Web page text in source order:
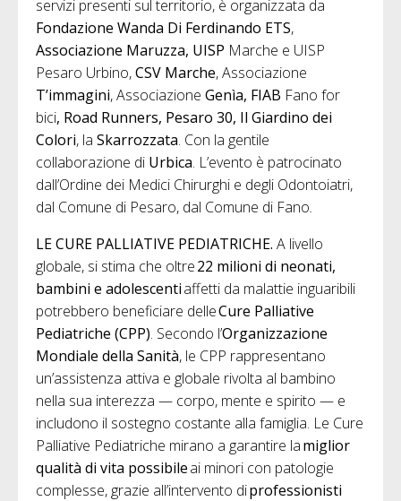
servizi presenti sul territorio, è organizzata da
Fondazione Wanda Di Ferdinando ETS,
Associazione Maruzza, UISP Marche e UISP
Pesaro Urbino,CSV Marche, Associazione
T’immagini, Associazione Genìa, FIAB Fano for
bici, Road Runners, Pesaro 30, Il Giardino dei
Colori, la Skarrozzata. Con la gentile
collaborazione di Urbica. L’evento è patrocinato
dall’Ordine dei Medici Chirurghi e degli Odontoiatri,
dal Comune di Pesaro, dal Comune di Fano.
LE CURE PALLIATIVE PEDIATRICHE. A livello
globale, si stima che oltre22 milioni di neonati,
bambini e adolescentiaffetti da malattie inguaribili
potrebbero beneficiare delleCure Palliative
Pediatriche (CPP). Secondo l’Organizzazione
Mondiale della Sanità, le CPP rappresentano
un’assistenza attiva e globale rivolta al bambino
nella sua interezza — corpo, mente e spirito — e
includono il sostegno costante alla famiglia. Le Cure
Palliative Pediatriche mirano a garantire lamiglior
qualità di vita possibileai minori con patologie
complesse, grazie all’intervento diprofessionisti